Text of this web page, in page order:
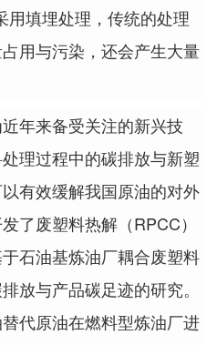
用填埋处理，传统的处理
用与污染，还会产生大量
年来备受关注的新兴技
理过程中的碳排放与新塑
有效缓解我国原油的对外
了废塑料热解（RPCC）
石油基炼油厂耦合废塑料
放与产品碳足迹的研究。
代原油在燃料型炼油厂进